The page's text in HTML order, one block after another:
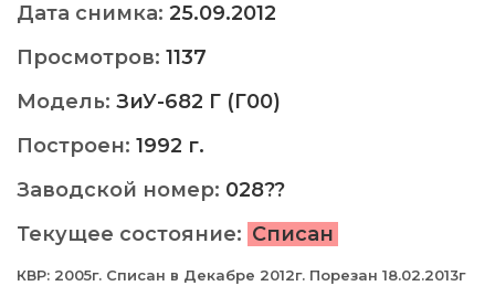
Дата снимка: 25.09.2012
Просмотров: 1137
Модель: ЗиУ-682 Г (Г00)
Построен: 1992 г.
Заводской номер: 028??
Текущее состояние: Списан
КВР: 2005г. Списан в Декабре 2012г. Порезан 18.02.2013г